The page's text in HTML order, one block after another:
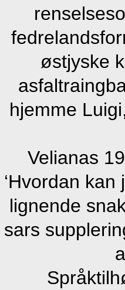
østjyske
hjemme
Velianas
‘Hvordan
lignende
sars